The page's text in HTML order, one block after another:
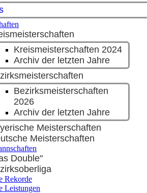
Kreismeisterschaften 2024
Archiv der letzten Jahre
Bezirksmeisterschaften
2026
Archiv der letzten Jahre
Meisterschaften
Meisterschaften
Double"
Rekorde
Leistungen